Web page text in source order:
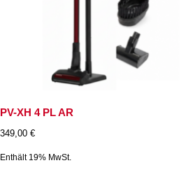
PV-XH 4 PL AR
349,00 €
Enthält 19% MwSt.